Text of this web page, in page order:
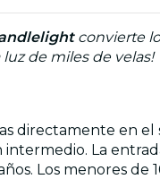
convierte
de miles de velas!
directamente en
La
Los menores